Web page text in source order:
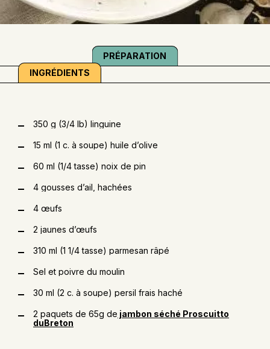
INGRÉDIENTS
PRÉPARATION
350 g (3/4 lb) linguine
15 ml (1 c. à soupe) huile d’olive
60 ml (1/4 tasse) noix de pin
4 gousses d’ail, hachées
4 œufs
2 jaunes d’œufs
310 ml (1 1/4 tasse) parmesan râpé
Sel et poivre du moulin
30 ml (2 c. à soupe) persil frais haché
2 paquets de 65g de jambon séché Proscuitto
duBreton